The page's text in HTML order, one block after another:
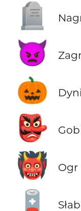
🪦
👿
🎃
👺
👹 Ogr
🪫